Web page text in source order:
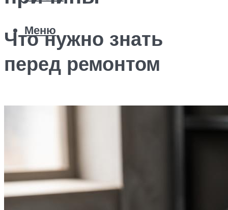
Меню
Что нужно знать
перед ремонтом